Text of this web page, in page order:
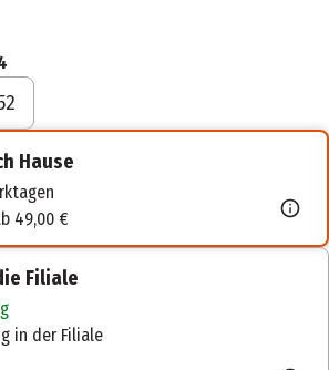
Hause
49,00 €
Filiale
in der Filiale